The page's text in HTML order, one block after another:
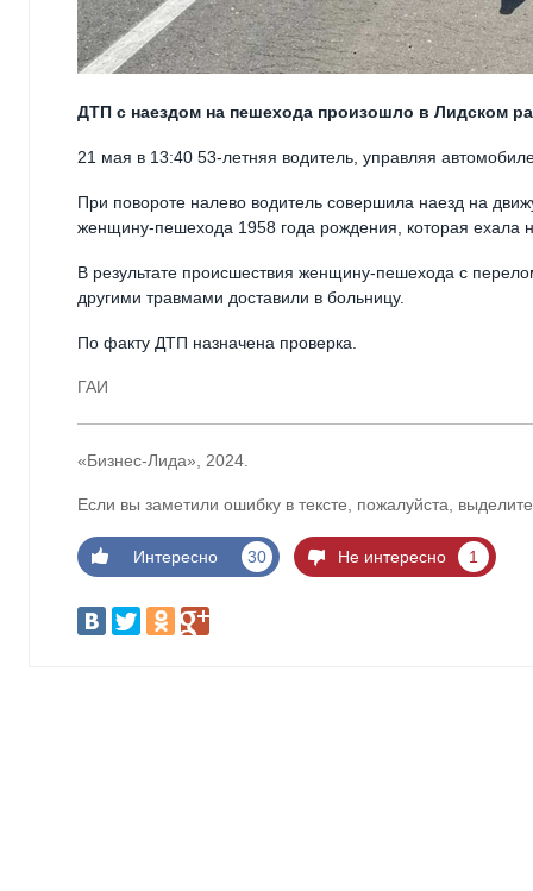
ДТП с наездом на пешехода произошло в Лидском
21 мая в 13:40 53-летняя водитель, управляя
При повороте налево водитель совершила наезд на
женщину-пешехода 1958 года рождения, которая ехала
В результате происшествия женщину-пешехода с
другими травмами доставили в больницу.
По факту ДТП назначена проверка.
ГАИ
«Бизнес-Лида», 2024.
Если вы заметили ошибку в тексте, пожалуйста,
Интересно 30 Не интересно 1